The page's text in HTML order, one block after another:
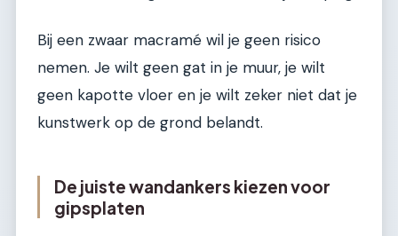
Bij een zwaar macramé wil je geen risico
nemen. Je wilt geen gat in je muur, je wilt
geen kapotte vloer en je wilt zeker niet dat je
kunstwerk op de grond belandt.
De juiste wandankers kiezen voor
gipsplaten